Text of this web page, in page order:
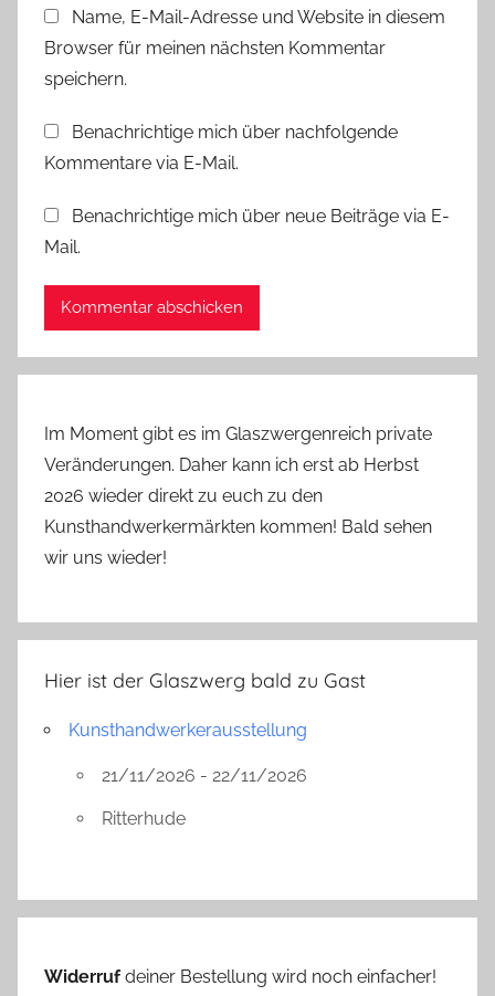
t
s
d
k
o
Name, E-Mail-Adresse und Website in diesem
Browser für meinen nächsten Kommentar
speichern.
Benachrichtige mich über nachfolgende
Kommentare via E-Mail.
Benachrichtige mich über neue Beiträge via E-
Mail.
Im Moment gibt es im Glaszwergenreich private
Veränderungen. Daher kann ich erst ab Herbst
2026 wieder direkt zu euch zu den
Kunsthandwerkermärkten kommen! Bald sehen
wir uns wieder!
Hier ist der Glaszwerg bald zu Gast
Kunsthandwerkerausstellung
21/11/2026 - 22/11/2026
Ritterhude
Widerrufdeiner Bestellung wird noch einfacher!